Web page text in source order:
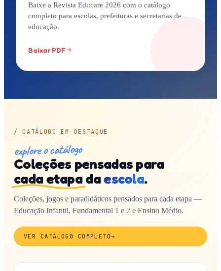
Baixe a Revista Educare 2026 com o catálogo
completo para escolas, prefeituras e secretarias de
educação.
Baixar PDF
/ CATÁLOGO EM DESTAQUE
explore o catálogo
Coleções pensadas para
cada etapadaescola.
Coleções, jogos e paradidáticos pensados para cada etapa —
Educação Infantil, Fundamental 1 e 2 e Ensino Médio.
VER CATÁLOGO COMPLETO→